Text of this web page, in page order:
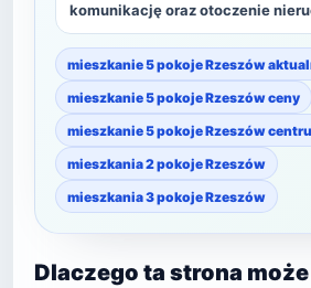
komunikację oraz otoczenie
mieszkanie 5 pokoje Rzeszów
mieszkanie 5 pokoje Rzeszów ceny
mieszkanie 5 pokoje Rzeszów
mieszkania 2 pokoje Rzeszów
mieszkania 3 pokoje Rzeszów
Dlaczego ta strona